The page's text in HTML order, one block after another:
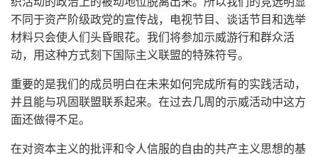
不同于资产阶级政党的宣传战，电视节目、谈话节目和选举
材料只会使人们头昏眼花。我们将参加示威游行和群众活
动，用这种方式刻下国际主义联盟的特殊符号。
重要的是我们的成员明白在未来如何完成所有的实践活动，
并且能与巩固联盟联系起来。在过去几周的示威活动中这方
面还做得不足。
在对资本主义的批评和令人信服的自由的共产主义思想的基